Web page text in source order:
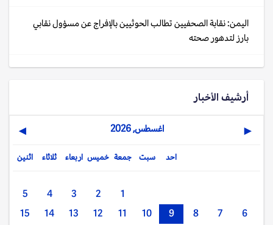
اليمن: نقابة الصحفيين تطالب الحوثيين بالإفراج عن مسؤول نقابي
بارز لتدهور صحته
أرشيف الأخبار
◀ اغسطس, 2026 ▶
اثنين ثلاثاء اربعاء خميس جمعة سبت احد
1
2
3
4
5
6
7
8
9
10
11
12
13
14
15